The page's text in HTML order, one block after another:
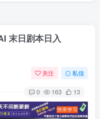
末日剧本日入
关注 私信
0 163 13